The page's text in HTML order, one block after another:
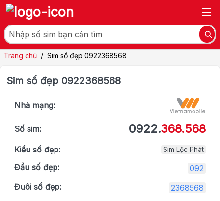
Trang chủ / Sim số đẹp 0922368568
Sim số đẹp 0922368568
Nhà mạng:
Số sim: 0922.368.568
Kiểu số đẹp: Sim Lộc Phát
Đầu số đẹp:
092
Đuôi số đẹp:
2368568